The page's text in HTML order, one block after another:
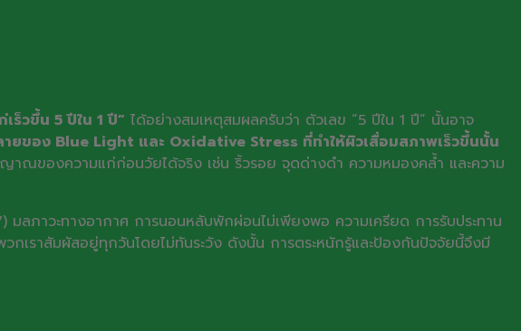
ร็วขึ้น 5 ปีใน 1 ปี” ได้อย่างสมเหตุสมผลครับว่า ตัวเลข “5 ปีใน 1 ปี” นั้นอาจ
ายของ Blue Light และ Oxidative Stress ที่ทำให้ผิวเสื่อมสภาพเร็วขึ้นนั้น
าณของความแก่ก่อนวัยได้จริง เช่น ริ้วรอย จุดด่างดำ ความหมองคล้ำ และความ
ภาวะทางอากาศ การนอนหลับพักผ่อนไม่เพียงพอ ความเครียด การรับประทาน
ราสัมผัสอยู่ทุกวันโดยไม่ทันระวัง ดังนั้น การตระหนักรู้และป้องกันปัจจัยนี้จึงมี